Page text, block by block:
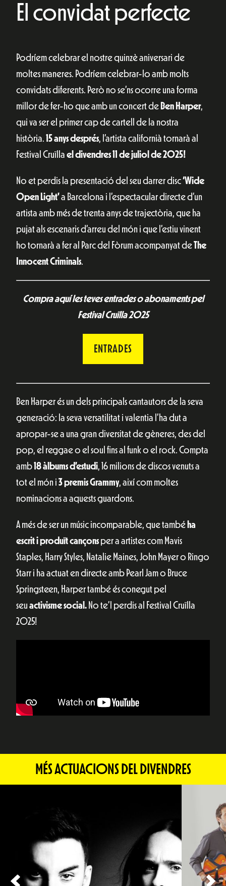
El convidat perfecte
Podríem celebrar el nostre quinzè aniversari de
moltes maneres. Podríem celebrar-lo amb molts
convidats diferents. Però no se’ns ocorre una forma
millor de fer-ho que amb un concert de Ben Harper,
qui va ser el primer cap de cartell de la nostra
història. 15 anys després, l’artista californià tornarà al
Festival Cruïlla el divendres 11 de juliol de 2025!
No et perdis la presentació del seu darrer disc‘Wide
Open Light’a Barcelona i l’espectacular directe d’un
artista amb més de trenta anys de trajectòria, que ha
pujat als escenaris d’arreu del món i que l’estiu vinent
ho tornarà a fer al Parc del Fòrum acompanyat deThe
Innocent Criminals.
Compra aquí les teves entrades o abonaments pel
Festival Cruïlla 2025
ENTRADES
Ben Harper és un dels principals cantautors de la seva
generació: la seva versatilitat i valentia l’ha dut a
apropar-se a una gran diversitat de gèneres, des del
pop, el reggae o el soul fins al funk o el rock. Compta
amb18 àlbums d’estudi, 16 milions de discos venuts a
tot el món i 3 premis Grammy, així com moltes
nominacions a aquests guardons.
A més de ser un músic incomparable, que també ha
escrit i produït cançons per a artistes com Mavis
Staples, Harry Styles, Natalie Maines, John Mayer o Ringo
Starr i ha actuat en directe amb Pearl Jam o Bruce
Springsteen, Harper també és conegut pel
seu activisme social. No te’l perdis al Festival Cruïlla
2025!
MÉS ACTUACIONS DEL DIVENDRES